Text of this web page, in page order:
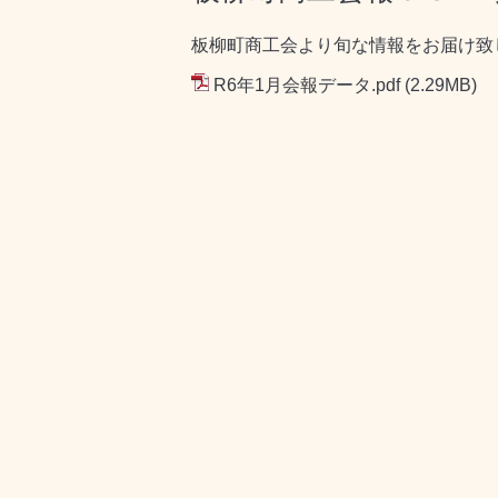
板柳町商工会より旬な情報をお届け致
R6年1月会報データ.pdf (2.29MB)